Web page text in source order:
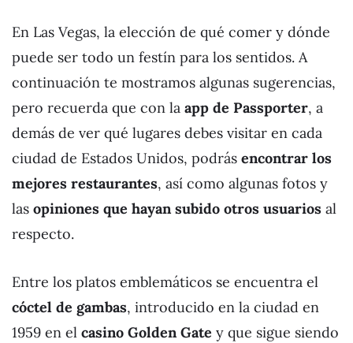
En Las Vegas, la elección de qué comer y dónde
puede ser todo un festín para los sentidos. A
continuación te mostramos algunas sugerencias,
pero recuerda que con la app de Passporter, a
demás de ver qué lugares debes visitar en cada
ciudad de Estados Unidos, podrás encontrar los
mejores restaurantes, así como algunas fotos y
las opiniones que hayan subido otros usuarios al
respecto.
Entre los platos emblemáticos se encuentra el
cóctel de gambas, introducido en la ciudad en
1959 en el casino Golden Gate y que sigue siendo